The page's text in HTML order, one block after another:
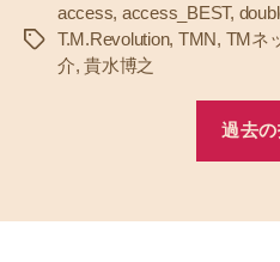
タ
access, access_BEST,
T.M.Revolution, TMN, TMネ
介,貴水博之
過去